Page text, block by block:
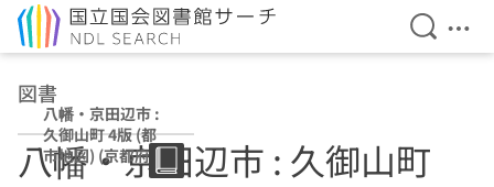
検索を
メ
図書
八幡・京田辺市 :
久御山町 4版 (都
市地図) (京都府 ;
4)
八幡・京田辺市 : 久御山町